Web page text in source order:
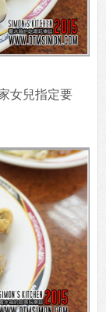
女兒指定要